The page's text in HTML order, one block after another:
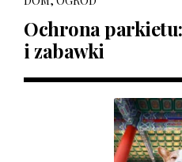
Ochrona
i zabawki